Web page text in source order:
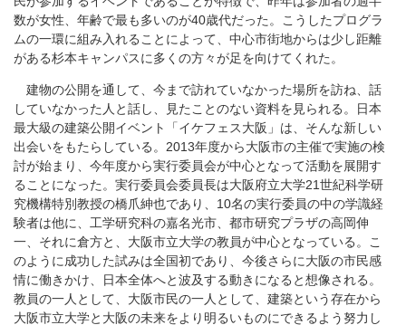
数が女性、年齢で最も多いのが40歳代だった。こうしたプログラ
ムの一環に組み入れることによって、中心市街地からは少し距離
がある杉本キャンパスに多くの方々が足を向けてくれた。
建物の公開を通して、今まで訪れていなかった場所を訪ね、話
していなかった人と話し、見たことのない資料を見られる。日本
最大級の建築公開イベント「イケフェス大阪」は、そんな新しい
出会いをもたらしている。2013年度から大阪市の主催で実施の検
討が始まり、今年度から実行委員会が中心となって活動を展開す
ることになった。実行委員会委員長は大阪府立大学21世紀科学研
究機構特別教授の橋爪紳也であり、10名の実行委員の中の学識経
験者は他に、工学研究科の嘉名光市、都市研究プラザの高岡伸
一、それに倉方と、大阪市立大学の教員が中心となっている。こ
のように成功した試みは全国初であり、今後さらに大阪の市民感
情に働きかけ、日本全体へと波及する動きになると想像される。
教員の一人として、大阪市民の一人として、建築という存在から
大阪市立大学と大阪の未来をより明るいものにできるよう努力し